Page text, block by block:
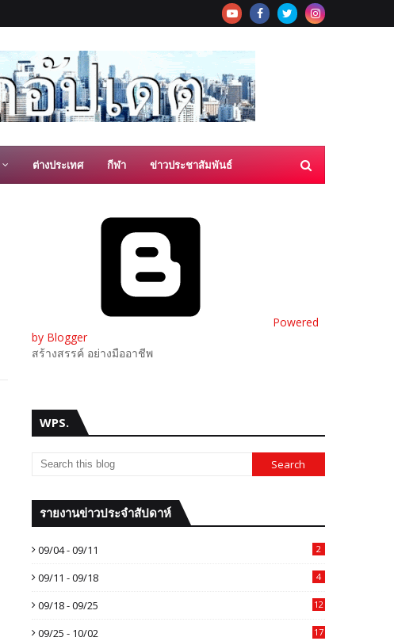
ต่างประเทศ กีฬา ข่าวประชาสัมพันธ์
Powered
by Blogger
สร้างสรรค์ อย่างมืออาชีพ
WPS.
รายงานข่าวประจำสัปดาห์
09/04 - 09/11 2
09/11 - 09/18 4
09/18 - 09/25 12
09/25 - 10/02 17